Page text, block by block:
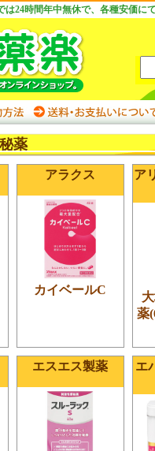
24時間年中無休で、各種安価に
薬
アラクス
カイベールC
ア
薬
エスエス製薬
エ